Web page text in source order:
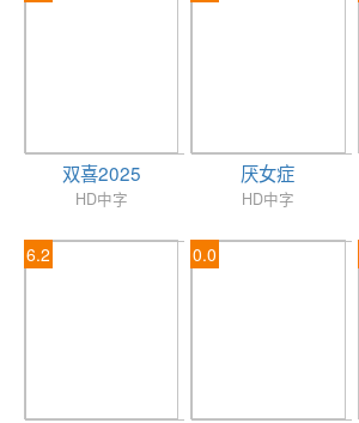
双喜2025
HD中字
厌女症
HD中字
6.2 0.0